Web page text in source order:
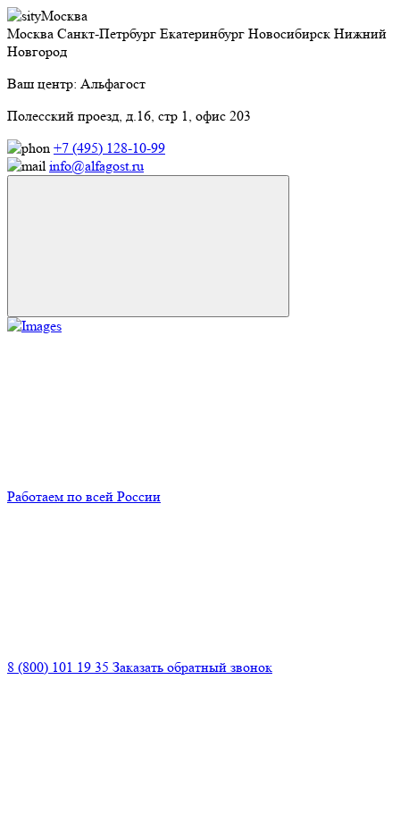
Москва
Москва Санкт-Петрбург Екатеринбург Новосибирск Нижний
Новгород
Ваш центр: Альфагост
Полесский проезд, д.16, стр 1, офис 203
+7 (495) 128-10-99
info@alfagost.ru
Работаем по всей России
8 (800) 101 19 35 Заказать обратный звонок